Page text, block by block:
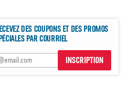
DES COUPONS ET DES PROMOS
PAR COURRIEL
INSCRIPTION